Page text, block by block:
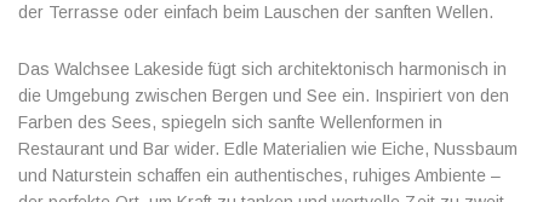
der Terrasse oder einfach beim Lauschen der sanften Wellen.
Das Walchsee Lakeside fügt sich architektonisch harmonisch in
die Umgebung zwischen Bergen und See ein. Inspiriert von den
Farben des Sees, spiegeln sich sanfte Wellenformen in
Restaurant und Bar wider. Edle Materialien wie Eiche, Nussbaum
und Naturstein schaffen ein authentisches, ruhiges Ambiente –